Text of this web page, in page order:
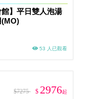
館】平日雙人泡湯
(MO)
53 人已觀看
$7275 $ 2976起